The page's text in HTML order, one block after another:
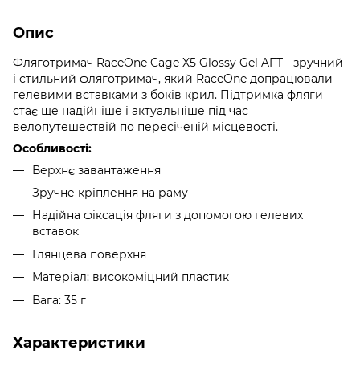
Опис
Фляготримач RaceOne Cage X5 Glossy Gel AFT - зручний
і стильний фляготримач, який RaceOne допрацювали
гелевими вставками з боків крил. Підтримка фляги
стає ще надійніше і актуальніше під час
велопутешествій по пересіченій місцевості.
Особливості:
Верхнє завантаження
Зручне кріплення на раму
Надійна фіксація фляги з допомогою гелевих
вставок
Глянцева поверхня
Матеріал: високоміцний пластик
Вага: 35 г
Характеристики